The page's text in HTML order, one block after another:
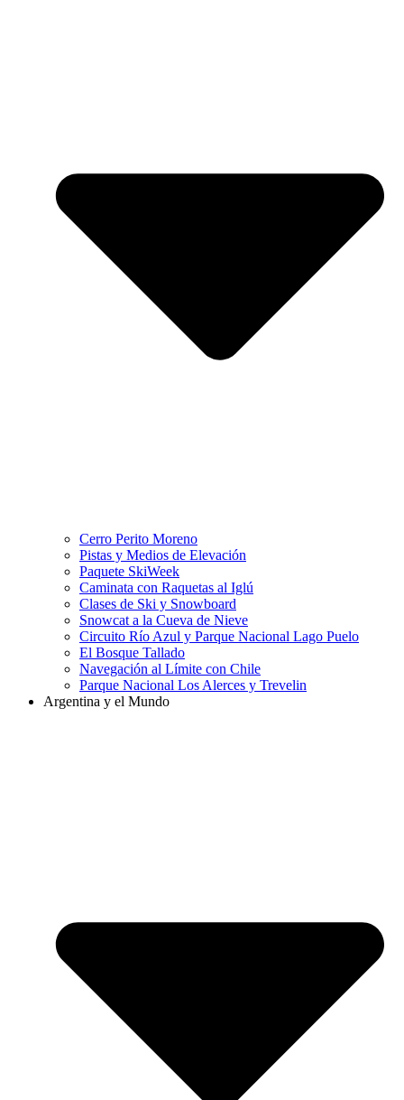
Cerro Perito Moreno
Pistas y Medios de Elevación
Paquete SkiWeek
Caminata con Raquetas al Iglú
Clases de Ski y Snowboard
Snowcat a la Cueva de Nieve
Circuito Río Azul y Parque Nacional Lago Puelo
El Bosque Tallado
Navegación al Límite con Chile
Parque Nacional Los Alerces y Trevelin
Argentina y el Mundo